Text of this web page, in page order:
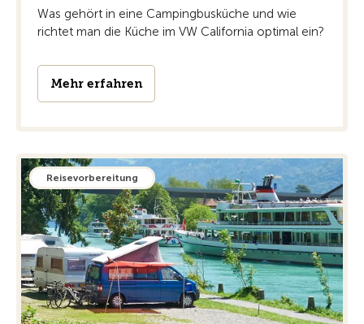
Was gehört in eine Campingbusküche und wie
richtet man die Küche im VW California optimal ein?
Mehr erfahren
Reisevorbereitung